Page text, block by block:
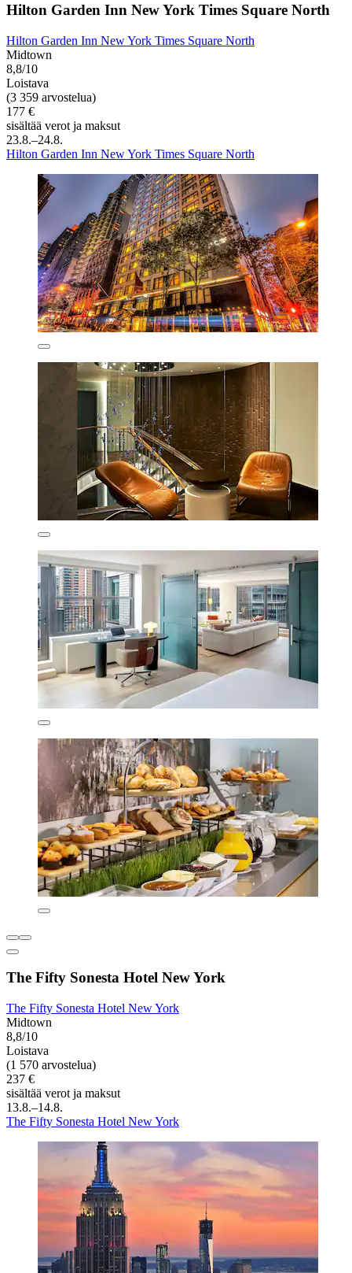
Hilton Garden Inn New York Times Square North
Hilton Garden Inn New York Times Square North
Midtown
8,8/10
Loistava
(3 359 arvostelua)
177 €
sisältää verot ja maksut
23.8.–24.8.
Hilton Garden Inn New York Times Square North
The Fifty Sonesta Hotel New York
The Fifty Sonesta Hotel New York
Midtown
8,8/10
Loistava
(1 570 arvostelua)
237 €
sisältää verot ja maksut
13.8.–14.8.
The Fifty Sonesta Hotel New York